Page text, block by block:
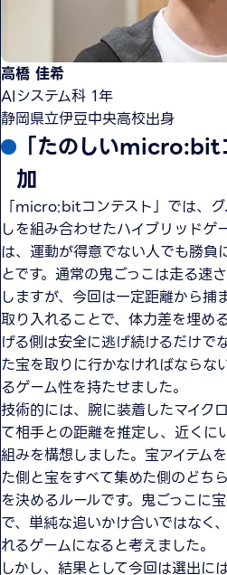
高橋 佳希
AIシステム科 1年
静岡県立伊豆中央高校出身
「たのしいmicro:bit
加
「micro:bitコンテスト」では、
しを組み合わせたハイブリッドゲ
は、運動が得意でない人でも勝負
とです。通常の鬼ごっこは走る速
しますが、今回は一定距離から捕
取り入れることで、体力差を埋め
げる側は安全に逃げ続けるだけで
た宝を取りに行かなければならな
るゲーム性を持たせました。
技術的には、腕に装着したマイク
て相手との距離を推定し、近くに
組みを構想しました。宝アイテム
た側と宝をすべて集めた側のどち
を決めるルールです。鬼ごっこに
で、単純な追いかけ合いではなく
れるゲームになると考えました。
しかし、結果として今回は選出に